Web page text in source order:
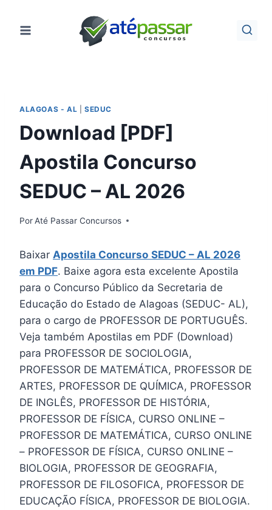
para
ALAGOAS - AL SEDUC
Download [PDF]
Apostila Concurso
SEDUC – AL 2026
PorAté Passar Concursos
Baixar Apostila Concurso SEDUC – AL 2026
em PDF. Baixe agora esta excelente Apostila
para o Concurso Público da Secretaria de
Educação do Estado de Alagoas (SEDUC- AL),
para o cargo de PROFESSOR DE PORTUGUÊS.
Veja também Apostilas em PDF (Download)
para PROFESSOR DE SOCIOLOGIA,
PROFESSOR DE MATEMÁTICA, PROFESSOR DE
ARTES, PROFESSOR DE QUÍMICA, PROFESSOR
DE INGLÊS, PROFESSOR DE HISTÓRIA,
PROFESSOR DE FÍSICA, CURSO ONLINE –
PROFESSOR DE MATEMÁTICA, CURSO ONLINE
– PROFESSOR DE FÍSICA, CURSO ONLINE –
BIOLOGIA, PROFESSOR DE GEOGRAFIA,
PROFESSOR DE FILOSOFICA, PROFESSOR DE
EDUCAÇÃO FÍSICA, PROFESSOR DE BIOLOGIA.